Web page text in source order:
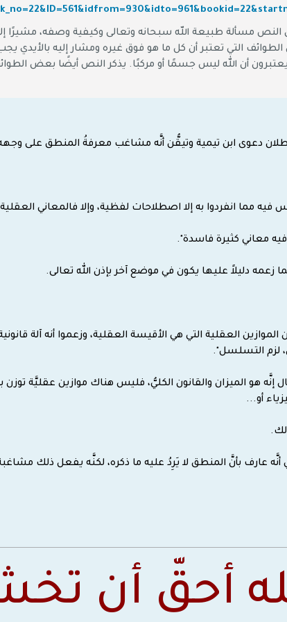
النص مسألة طبيعة الله سبحانه وتعالى وكيفية وصفه، مشيرًا
التي تعتبر أن كل ما هو فوق غيره ومشار إليه بالأيدي
أن الله ليس جسمًا أو مركبًا. يذكر النص أيضًا بعض
دعوى ابن تيمية وتيقُّن أنَّه مشاغب معرفةُ المنطق على
فيه مما انفردوا به إلا اصطلاحات لفظية، وإلا فالمعاني
معاني كثيرة فاسدة".
زعمه دليلاً عليها يكون في موضع آخر بإذن الله تعالى.
الموازين العقلية التي هي الأقيسة العقلية، وزعموا أنه آلة
لزم التسلسل".
هو الميزان والقانون الكليُّ، فليس هناك موازين عقليَّة توزن
أو...
أنَّه عارف بأنَّ المنطق لا يَرِدُ عليه ما ذكره، لكنَّه يفعل ذلك
أحقّ أن